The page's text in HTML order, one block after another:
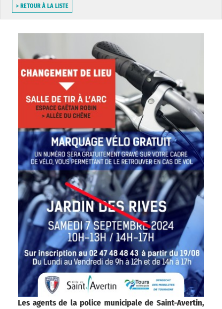
> RETOUR À LA LISTE
Les agents de la police municipale de Saint-Avertin,